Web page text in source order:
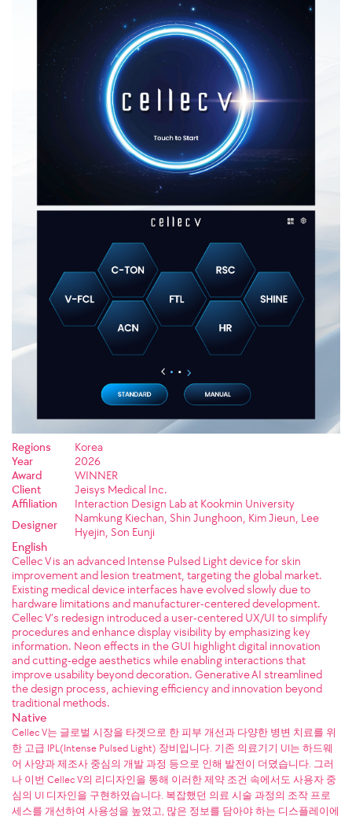
Regions
Korea
Year
2026
Award
WINNER
Client
Jeisys Medical Inc.
Affiliation
Interaction Design Lab at Kookmin University
Designer
Namkung Kiechan, Shin Junghoon, Kim Jieun, Lee
Hyejin, Son Eunji
English
Cellec V is an advanced Intense Pulsed Light device for skin
improvement and lesion treatment, targeting the global market.
Existing medical device interfaces have evolved slowly due to
hardware limitations and manufacturer-centered development.
Cellec V’s redesign introduced a user-centered UX/UI to simplify
procedures and enhance display visibility by emphasizing key
information. Neon effects in the GUI highlight digital innovation
and cutting-edge aesthetics while enabling interactions that
improve usability beyond decoration. Generative AI streamlined
the design process, achieving efficiency and innovation beyond
traditional methods.
Native
Cellec V는 글로벌 시장을 타겟으로 한 피부 개선과 다양한 병변 치료를 위
한 고급 IPL(Intense Pulsed Light) 장비입니다. 기존 의료기기 UI는 하드웨
어 사양과 제조사 중심의 개발 과정 등으로 인해 발전이 더뎠습니다. 그러
나 이번 Cellec V의 리디자인을 통해 이러한 제약 조건 속에서도 사용자 중
심의 UI 디자인을 구현하였습니다. 복잡했던 의료 시술 과정의 조작 프로
세스를 개선하여 사용성을 높였고, 많은 정보를 담아야 하는 디스플레이에